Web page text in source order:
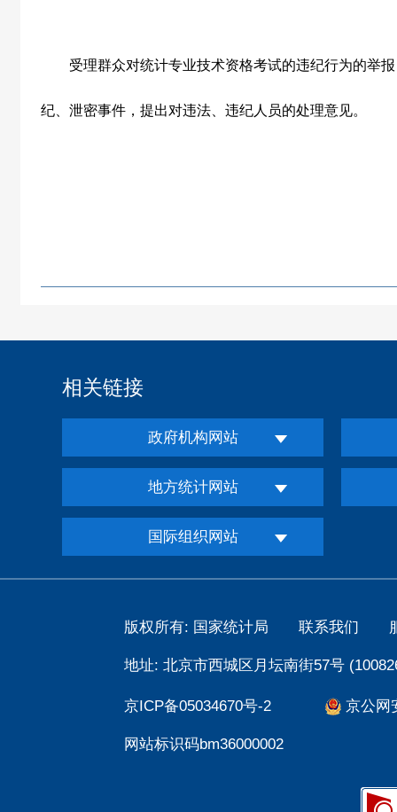
受理群众对统计专业技术资格考试的违纪行为的举报
纪、泄密事件，提出对违法、违纪人员的处理意见。
相关链接
政府机构网站
地方统计网站
国际组织网站
版权所有: 国家统计局 联系我们
地址: 北京市西城区月坛南街57号
京ICP备05034670号-2 京公网
网站标识码bm36000002